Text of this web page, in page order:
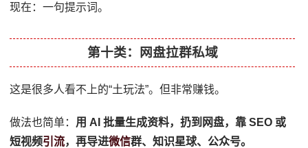
现在：一句提示词。
第十类：网盘拉群私域
这是很多人看不上的“土玩法”。但非常赚钱。
做法也简单： 用 AI 批量生成资料，扔到网盘，靠 SEO 或
短视频引流，再导进微信群、知识星球、公众号。